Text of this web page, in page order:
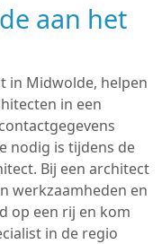
aan het
in Midwolde, helpen
in een
nodig is tijdens de
Bij een architect
werkzaamheden en
op een rij en kom
in de regio